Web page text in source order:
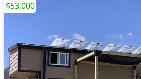
$53,000